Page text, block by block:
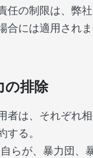
任の制限は、弊
合には適用されま
の排除
者は、それぞれ
る。
自らが、暴力団、